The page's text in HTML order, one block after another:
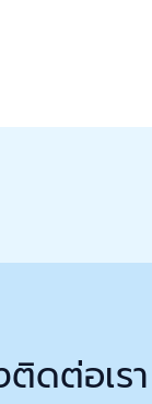
ดต่อเรา